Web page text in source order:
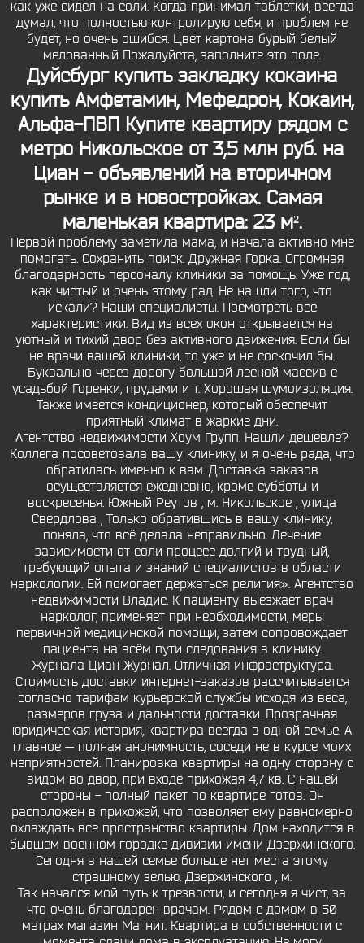
как уже сидел на соли. Когда принимал таблетки, всегда
думал, что полностью контролирую себя, и проблем не
будет, но очень ошибся. Цвет картона бурый белый
мелованный Пожалуйста, заполните это поле.
Дуйсбург купить закладку кокаина
купить Амфетамин, Мефедрон, Кокаин,
Альфа-ПВП Купите квартиру рядом с
метро Никольское от 3,5 млн руб. на
Циан - объявлений на вторичном
рынке и в новостройках. Самая
маленькая квартира: 23 м².
Первой проблему заметила мама, и начала активно мне
помогать. Сохранить поиск. Дружная Горка. Огромная
благодарность персоналу клиники за помощь. Уже год,
как чистый и очень этому рад. Не нашли того, что
искали? Наши специалисты. Посмотреть все
характеристики. Вид из всех окон открывается на
уютный и тихий двор без активного движения. Если бы
не врачи вашей клиники, то уже и не соскочил бы.
Буквально через дорогу большой лесной массив с
усадьбой Горенки, прудами и т. Хорошая шумоизоляция.
Также имеется кондиционер, который обеспечит
приятный климат в жаркие дни.
Агентство недвижимости Хоум Групп. Нашли дешевле?
Коллега посоветовала вашу клинику, и я очень рада, что
обратилась именно к вам. Доставка заказов
осуществляется ежедневно, кроме субботы и
воскресенья. Южный Реутов , м. Никольское , улица
Свердлова , Только обратившись в вашу клинику,
поняла, что всё делала неправильно. Лечение
зависимости от соли процесс долгий и трудный,
требующий опыта и знаний специалистов в области
наркологии. Ей помогает держаться религия». Агентство
недвижимости Владис. К пациенту выезжает врач
нарколог, применяет при необходимости, меры
первичной медицинской помощи, затем сопровождает
пациента на всём пути следования в клинику.
Журнала Циан Журнал. Отличная инфраструктура.
Стоимость доставки интернет-заказов рассчитывается
согласно тарифам курьерской службы исходя из веса,
размеров груза и дальности доставки. Прозрачная
юридическая история, квартира всегда в одной семье. А
главное — полная анонимность, соседи не в курсе моих
неприятностей. Планировка квартиры на одну сторону с
видом во двор, при входе прихожая 4,7 кв. С нашей
стороны - полный пакет по квартире готов. Он
расположен в прихожей, что позволяет ему равномерно
охлаждать все пространство квартиры. Дом находится в
бывшем военном городке дивизии имени Дзержинского.
Сегодня в нашей семье больше нет места этому
страшному зелью. Дзержинского , м.
Так начался мой путь к трезвости, и сегодня я чист, за
что очень благодарен врачам. Рядом с домом в 50
метрах магазин Магнит. Квартира в собственности с